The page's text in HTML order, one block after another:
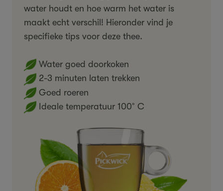
water houdt en hoe warm het water is
maakt echt verschil! Hieronder vind je
specifieke tips voor deze thee.
Water goed doorkoken
2-3 minuten laten trekken
Goed roeren
Ideale temperatuur 100˚C